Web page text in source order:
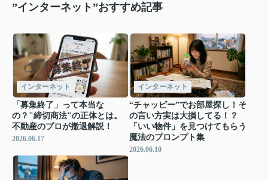
”インターネット”おすすめ記事
インターネット
「募集終了」って本当な
の？"締切商法"の正体とは。
不動産のプロが撤退解説！
2026.06.17
インターネット
“チャッピー”でお部屋探し！そ
の言い方実は大損してる！？
「いい物件」を見つけてもらう
魔法のプロンプト集
2026.06.10